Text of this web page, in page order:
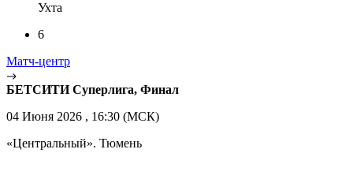
Ухта
6
Матч-центр
БЕТСИТИ Суперлига, Финал
04 Июня 2026 , 16:30 (МСК)
«Центральный». Тюмень